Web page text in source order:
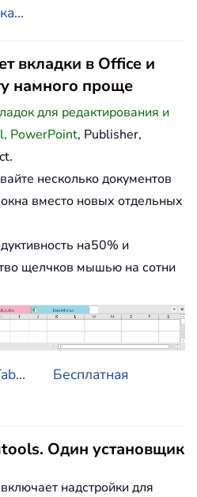
вкладки в Office и
намного проще
для редактирования и
PowerPoint, Publisher,
несколько документов
вместо новых отдельных
на50% и
щелчков мышью на сотни
Бесплатная
Один установщик
включает надстройки для